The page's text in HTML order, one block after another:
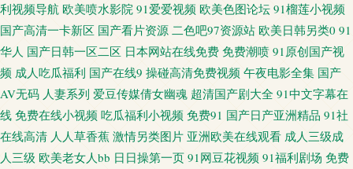
情导航大全 91香蕉入口 欧美高清在线视频 91伊人久久大香蕉 日韩成人黄噢
美成人黄 91色日网 久久看久久 91猫先生欧美精品 九九re 伊人午夜剧场 超碰
91在线人人干 深夜福利导航 91偷拍视频网站 久久午夜福利专区 在线播放福
利AV 大香蕉伊在 91n在线网址观看 国产精品自拍在线 亚洲日本国产精品 AV
利视频导航 欧美喷水影院 91爱爱视频 欧美色图论坛 91榴莲小视频
国产高清一卡新区 国产看片资源 二色吧97资源站 欧美日韩另类0 91
华人 国产日韩一区二区 日本网站在线免费 免费潮喷 91原创国产视
频 成人吃瓜福利 国产在线9 操碰高清免费视频 午夜电影全集 国产
AV无码 人妻系列 爱豆传媒倩女幽魂 超清国产剧大全 91中文字幕在
线 免费在线小视频 吃瓜福利小视频 免费91 国产日产亚洲精品 91社
在线高清 人人草香蕉 激情另类图片 亚洲欧美在线观看 成人三级成
人三级 欧美老女人bb 日日操第一页 91网豆花视频 91福利剧场 免费